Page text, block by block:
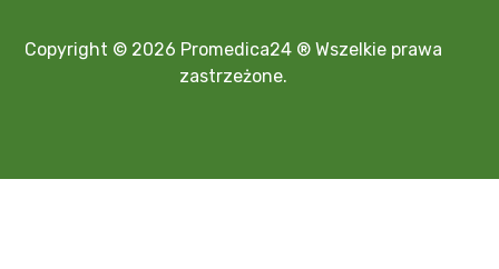
Copyright © 2026 Promedica24 ® Wszelkie prawa
zastrzeżone.